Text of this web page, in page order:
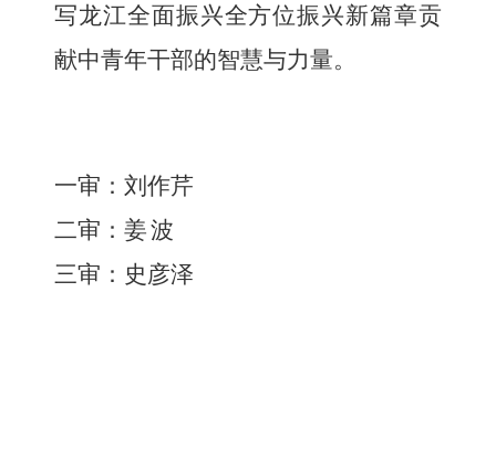
写龙江全面振兴全方位振兴新篇章贡
献中青年干部的智慧与力量。
一审：刘作芹
二审：姜波
三审：史彦泽